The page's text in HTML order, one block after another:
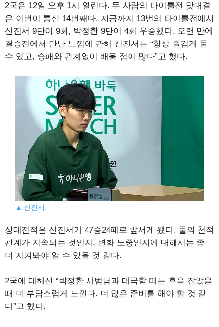
2국은 12일 오후 1시 열린다. 두 사람의 타이틀전 맞대결
은 이번이 통산 14번째다. 지금까지 13번의 타이틀전에서
신진서 9단이 9회, 박정환 9단이 4회 우승했다. 오랜 만에
결승전에서 만난 느낌에 관해 신진서는 “항상 즐겁게 둘
수 있고, 승패와 관계없이 배울 점이 많다”고 했다.
▲ 신진서.
상대전적은 신진서가 47승24패로 앞서게 됐다. 둘의 천적
관계가 지속되는 것인지, 변화 도중인지에 대해서는 좀
더 지켜봐야 알 수 있을 것 같다.
2국에 대해선 “박정환 사범님과 대국할 때는 흑을 잡았을
때 더 부담스럽게 느낀다. 더 많은 준비를 해야 할 것 같
다”고 했다.